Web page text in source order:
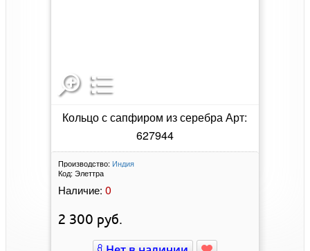
Кольцо с сапфиром из серебра Арт:
627944
Производство: Индия
Код: Элеттра
Наличие: 0
2 300 руб.